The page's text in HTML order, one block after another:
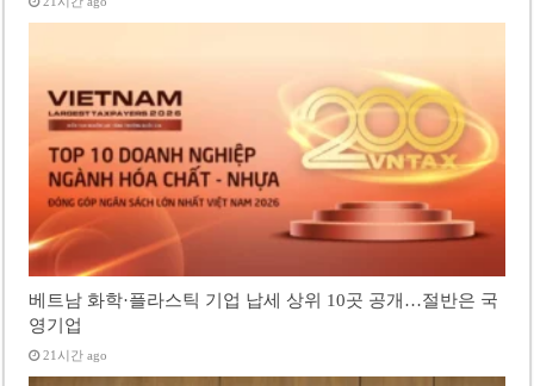
베트남 화학·플라스틱 기업 납세 상위 10곳 공개…절반은 국
영기업
21시간 ago